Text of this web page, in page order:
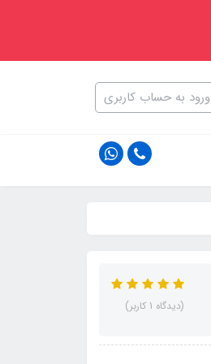
ورود به حساب کاربری
(دیدگاه 1 کاربر)